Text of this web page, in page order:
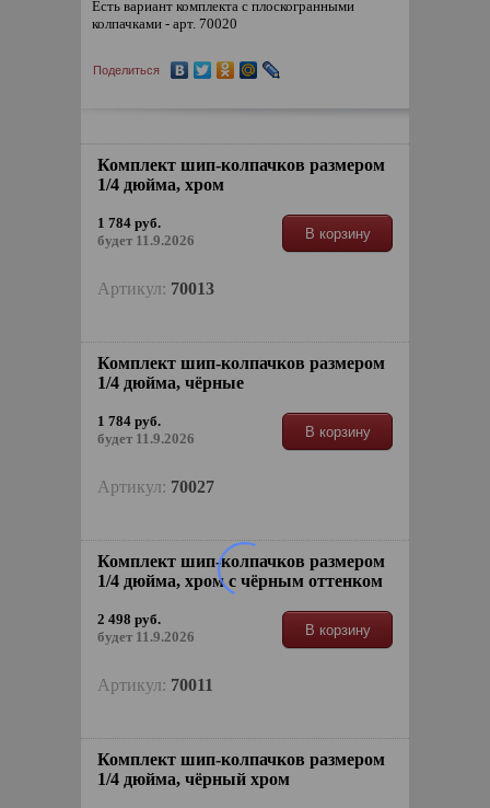
Есть вариант комплекта с плоскогранными
колпачками - арт. 70020
Поделиться
Комплект шип-колпачков размером
1/4 дюйма, хром
1 784 руб.
будет 11.9.2026
В корзину
Артикул: 70013
Комплект шип-колпачков размером
1/4 дюйма, чёрные
1 784 руб.
будет 11.9.2026
В корзину
Артикул: 70027
Комплект шип-колпачков размером
1/4 дюйма, хром с чёрным оттенком
2 498 руб.
будет 11.9.2026
В корзину
Артикул: 70011
Комплект шип-колпачков размером
1/4 дюйма, чёрный хром